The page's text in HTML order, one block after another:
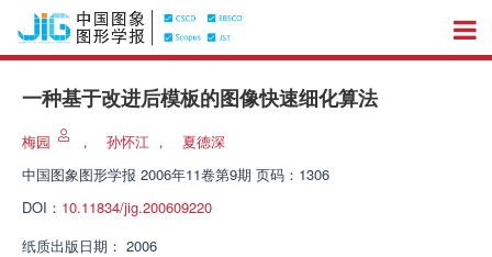
一种基于改进后模板的图像快速细化算法
梅园 ， 孙怀江 ，
夏德深
中国图象图形学报 2006年11卷第9期 页码：1306
DOI： 10.11834/jig.200609220
纸质出版日期： 2006